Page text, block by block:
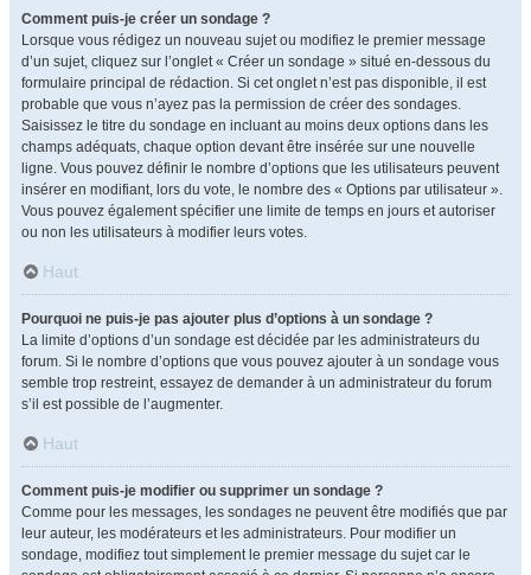
Comment puis-je créer un sondage ?
Lorsque vous rédigez un nouveau sujet ou modifiez le premier message
d’un sujet, cliquez sur l’onglet « Créer un sondage » situé en-dessous du
formulaire principal de rédaction. Si cet onglet n’est pas disponible, il est
probable que vous n’ayez pas la permission de créer des sondages.
Saisissez le titre du sondage en incluant au moins deux options dans les
champs adéquats, chaque option devant être insérée sur une nouvelle
ligne. Vous pouvez définir le nombre d’options que les utilisateurs peuvent
insérer en modifiant, lors du vote, le nombre des « Options par utilisateur ».
Vous pouvez également spécifier une limite de temps en jours et autoriser
ou non les utilisateurs à modifier leurs votes.
Haut
Pourquoi ne puis-je pas ajouter plus d’options à un sondage ?
La limite d’options d’un sondage est décidée par les administrateurs du
forum. Si le nombre d’options que vous pouvez ajouter à un sondage vous
semble trop restreint, essayez de demander à un administrateur du forum
s’il est possible de l’augmenter.
Haut
Comment puis-je modifier ou supprimer un sondage ?
Comme pour les messages, les sondages ne peuvent être modifiés que par
leur auteur, les modérateurs et les administrateurs. Pour modifier un
sondage, modifiez tout simplement le premier message du sujet car le